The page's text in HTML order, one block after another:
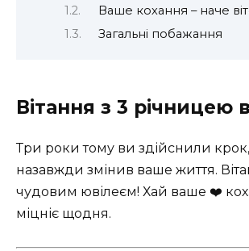
Ваше кохання – наче
Загальні побажання
Вітання з 3 річницею
Три роки тому ви здійснили
назавжди змінив ваше життя.
чудовим ювілеєм! Хай ваше ❤️
міцніє щодня.